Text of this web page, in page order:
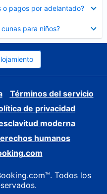
o pagos por adelantado?
para niños?
Términos del servicio
de privacidad
moderna
humanos
Todos los